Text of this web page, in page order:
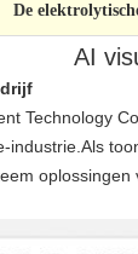
De
AI
Technology
industrie.Als